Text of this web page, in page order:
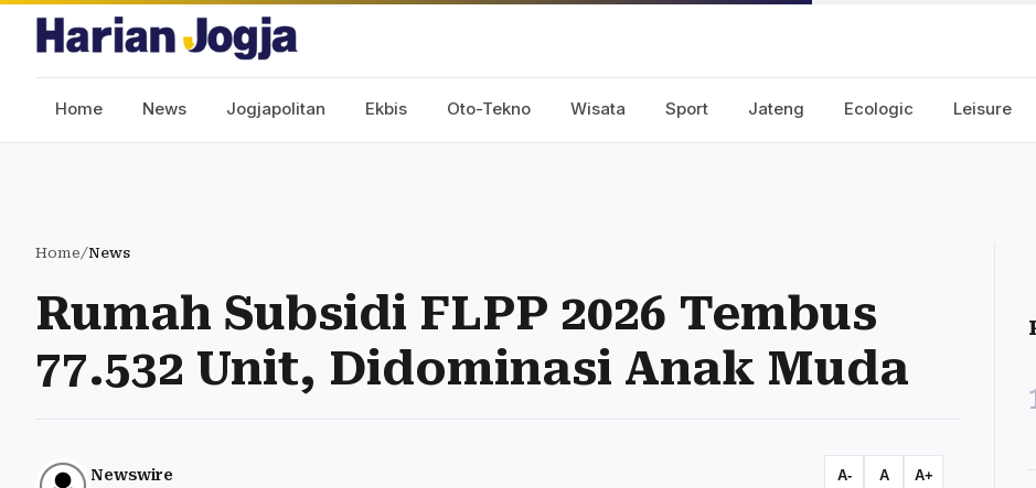
Home News Jogjapolitan Ekbis Oto-Tekno Wisata Sport Jateng Ecologic Leisure
Home/News
Rumah Subsidi FLPP 2026 Tembus
77.532 Unit, Didominasi Anak Muda
Newswire A- A A+